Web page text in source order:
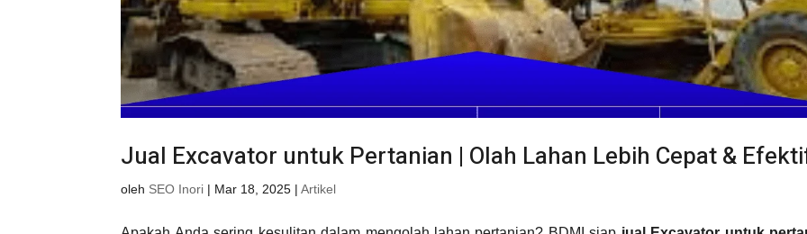
Jual Excavator untuk Pertanian | Olah Lahan Lebih Cepat &
oleh SEO Inori | Mar 18, 2025 |Artikel